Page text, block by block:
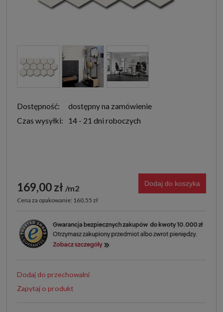
Dostępność:
dostępny na zamówienie
Czas wysyłki:
14 - 21 dni roboczych
169,00 zł m2
Cena za opakowanie: 160,55 zł
Dodaj do koszyka
Dodaj do przechowalni
Zapytaj o produkt